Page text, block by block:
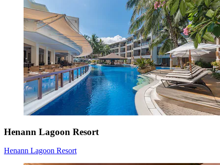
Henann Lagoon Resort
Henann Lagoon Resort